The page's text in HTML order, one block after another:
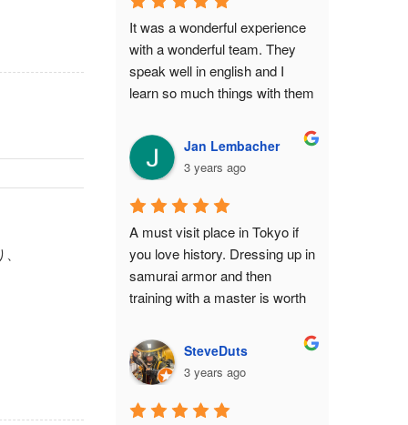
reproduction of the original
down to its weight and to the
little sounds it makes when you
move around (of course a few
tweaks had to be made for
Masamune's cuirass from 5
pieces to 2). And let's not
forget the waraji (sandals)!You
will be managed by a team of
three who really know their
stuff. For me, it was Taro-san,
Junko-san, and Tateki-san.
Taro-san, the director and
in samurai history and I
enjoyed discussing NHK taiga
dramas (because their theme
songs were playing in the
It was a wonderful experience
with a wonderful team. They
speak well in english and I
learn so much things with them
to make the customer
comfortable and to give him
great memories. Thank you to
all of you !
Jan Lembacher
3 years ago
A must visit place in Tokyo if
you love history. Dressing up in
samurai armor and then
training with a master is worth
SteveDuts
3 years ago